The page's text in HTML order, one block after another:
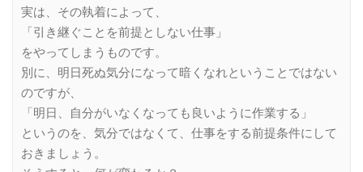
実は、その執着によって、
「引き継ぐことを前提としない仕事」
をやってしまうものです。
別に、明日死ぬ気分になって暗くなれということではない
のですが、
「明日、自分がいなくなっても良いように作業する」
というのを、気分ではなくて、仕事をする前提条件にして
おきましょう。